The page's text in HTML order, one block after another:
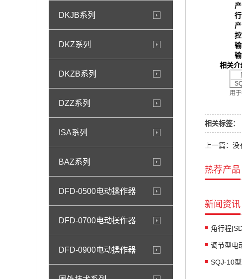
DKJB系列
DKZ系列
DKZB系列
DZZ系列
ISA系列
BAZ系列
DFD-0500电动操作器
DFD-0700电动操作器
DFD-0900电动操作器
行
控
输
输
相关介
用
相关标签：
上一篇：没
热荐产品
新闻资讯
角行程
调节型电
SQJ-10